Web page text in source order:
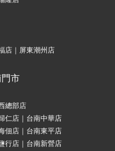
店｜屏東潮州店
市
總部店
仁店｜台南中華店
佃店｜台南東平店
行店｜台南新營店